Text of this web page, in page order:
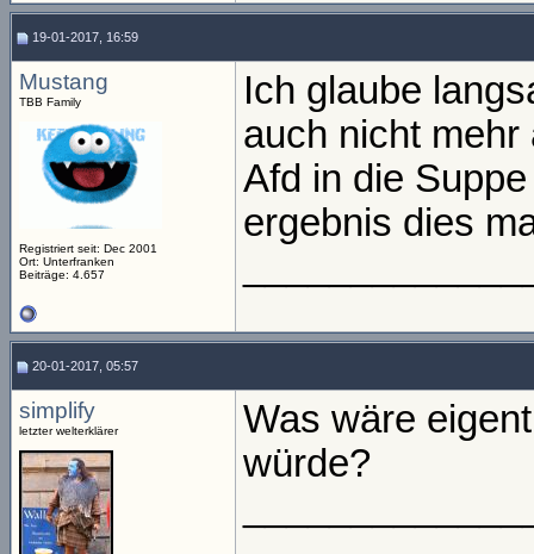
19-01-2017, 16:59
Mustang
TBB Family
Registriert seit: Dec 2001
Ort: Unterfranken
Beiträge: 4.657
Ich glaube
auch nicht mehr
Afd in die
ergebnis dies
20-01-2017, 05:57
simplify
letzter welterklärer
Was wäre
würde?